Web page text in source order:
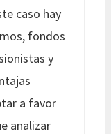
caso hay
fondos
y
a favor
analizar